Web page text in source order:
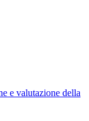
e valutazione della